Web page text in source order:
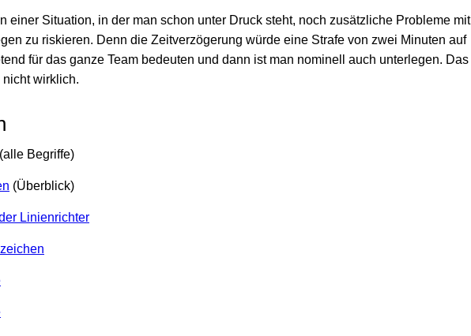
einer Situation, in der man schon unter Druck steht, noch zusätzliche Probleme mit
zu riskieren. Denn die Zeitverzögerung würde eine Strafe von zwei Minuten auf
für das ganze Team bedeuten und dann ist man nominell auch unterlegen. Das
wirklich.
(alle Begriffe)
(Überblick)
Linienrichter